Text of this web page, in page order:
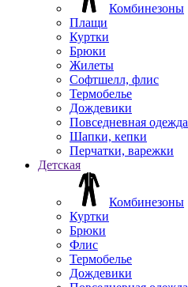
Комбинезоны
Плащи
Куртки
Брюки
Жилеты
Софтшелл, флис
Термобелье
Дождевики
Повседневная одежда
Шапки, кепки
Перчатки, варежки
Детская
Комбинезоны
Куртки
Брюки
Флис
Термобелье
Дождевики